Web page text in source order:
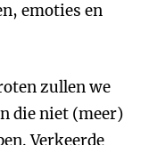
emoties en
zullen we
die niet (meer)
Verkeerde